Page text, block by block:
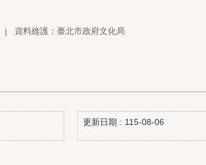
資料維護：臺北市政府文化局
更新日期 115-08-06